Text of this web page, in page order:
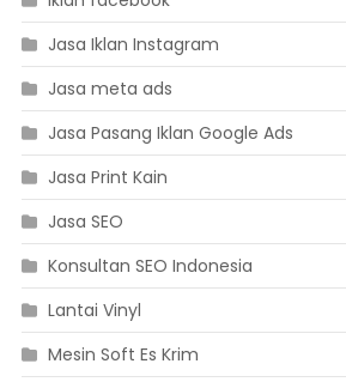
Jasa Iklan Instagram
Jasa meta ads
Jasa Pasang Iklan Google Ads
Jasa Print Kain
Jasa SEO
Konsultan SEO Indonesia
Lantai Vinyl
Mesin Soft Es Krim